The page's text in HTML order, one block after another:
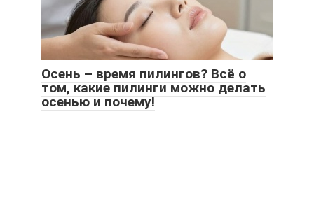
Осень – время пилингов? Всё о
том, какие пилинги можно делать
осенью и почему!